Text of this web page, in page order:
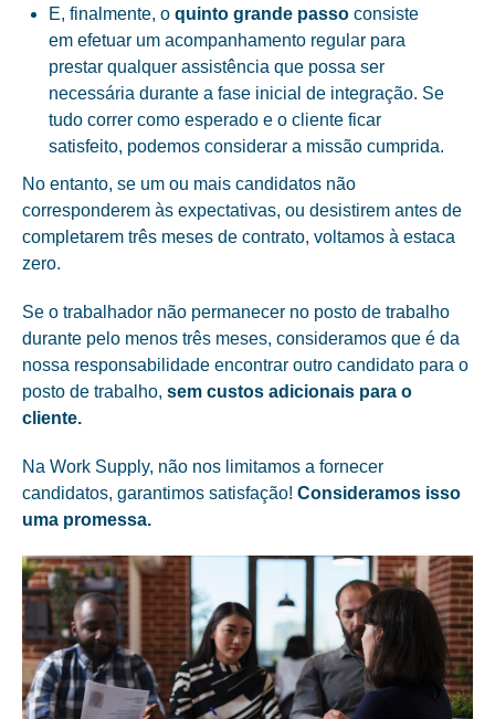
E, finalmente, o quinto grande passo consiste
em efetuar um acompanhamento regular para
prestar qualquer assistência que possa ser
necessária durante a fase inicial de integração. Se
tudo correr como esperado e o cliente ficar
satisfeito, podemos considerar a missão cumprida.
No entanto, se um ou mais candidatos não
corresponderem às expectativas, ou desistirem antes de
completarem três meses de contrato, voltamos à estaca
zero.
Se o trabalhador não permanecer no posto de trabalho
durante pelo menos três meses, consideramos que é da
nossa responsabilidade encontrar outro candidato para o
posto de trabalho, sem custos adicionais para o
cliente.
Na Work Supply, não nos limitamos a fornecer
candidatos, garantimos satisfação! Consideramos isso
uma promessa.